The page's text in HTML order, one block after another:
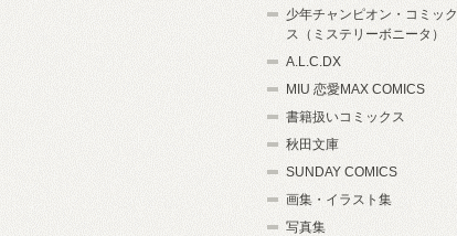
少年チャンピオン・コミック
ス（ミステリーボニータ）
A.L.C.DX
MIU 恋愛MAX COMICS
書籍扱いコミックス
秋田文庫
SUNDAY COMICS
画集・イラスト集
写真集